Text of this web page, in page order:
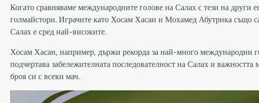
Когато сравняваме международните голове на Салах с тези на
голмайстори. Играчите като Хосам Хасан и Мохамед Абутрика също
Салах е сред най-високите.
Хосам Хасан, например, държи рекорда за най-много международни
подчертава забележителната последователност на Салах и
броя си с всеки мач.